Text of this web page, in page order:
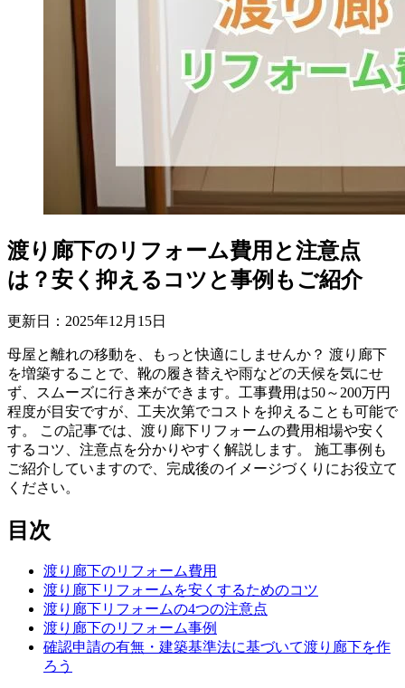
渡り廊下のリフォーム費用と注意点
は？安く抑えるコツと事例もご紹介
更新日： 2025年12 月 15日
母屋と離れの移動を、もっと快適にしませんか？ 渡り廊下
を増築することで、靴の履き替えや雨などの天候を気にせ
ず、スムーズに行き来ができます。工事費用は50～200万円
程度が目安ですが、工夫次第でコストを抑えることも可能で
す。 この記事では、渡り廊下リフォームの費用相場や安く
するコツ、注意点を分かりやすく解説します。 施工事例も
ご紹介していますので、完成後のイメージづくりにお役立て
ください。
目次
渡り廊下のリフォーム費用
渡り廊下リフォームを安くするためのコツ
渡り廊下リフォームの4つの注意点
渡り廊下のリフォーム事例
確認申請の有無・建築基準法に基づいて渡り廊下を作
ろう